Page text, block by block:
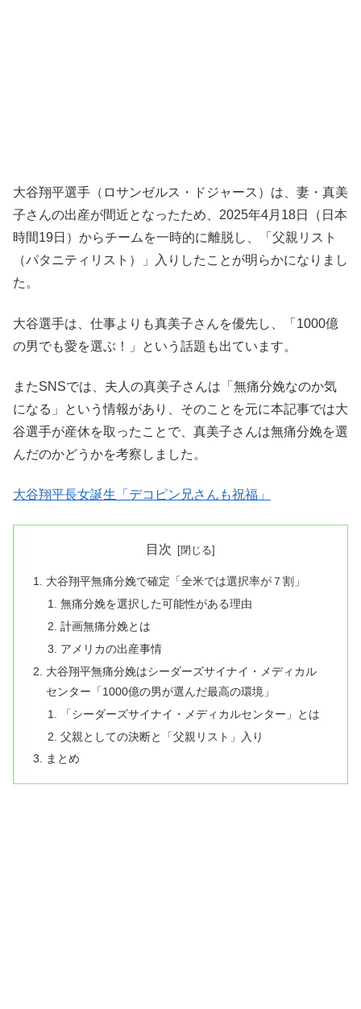
大谷翔平選手（ロサンゼルス・ドジャース）は、妻・真美
子さんの出産が間近となったため、2025年4月18日（日本
時間19日）からチームを一時的に離脱し、「父親リスト
（パタニティリスト）」入りしたことが明らかになりまし
た。
大谷選手は、仕事よりも真美子さんを優先し、「1000億
の男でも愛を選ぶ！」という話題も出ています。
またSNSでは、夫人の真美子さんは「無痛分娩なのか気
になる」という情報があり、そのことを元に本記事では大
谷選手が産休を取ったことで、真美子さんは無痛分娩を選
んだのかどうかを考察しました。
大谷翔平長女誕生「デコピン兄さんも祝福」
目次
大谷翔平無痛分娩で確定「全米では選択率が７割」
無痛分娩を選択した可能性がある理由
計画無痛分娩とは
アメリカの出産事情
大谷翔平無痛分娩はシーダーズサイナイ・メディカル
センター「1000億の男が選んだ最高の環境」
「シーダーズサイナイ・メディカルセンター」とは
父親としての決断と「父親リスト」入り
まとめ